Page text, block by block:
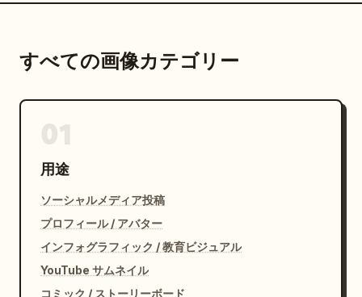
すべての画像カテゴリー
用途
ソーシャルメディア投稿
プロフィール / アバター
インフォグラフィック / 教育ビジュアル
YouTube サムネイル
コミック / ストーリーボード